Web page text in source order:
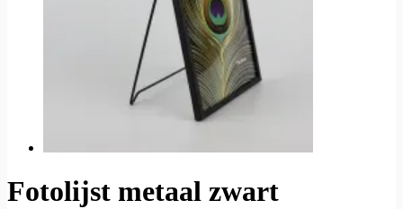
Fotolijst metaal zwart